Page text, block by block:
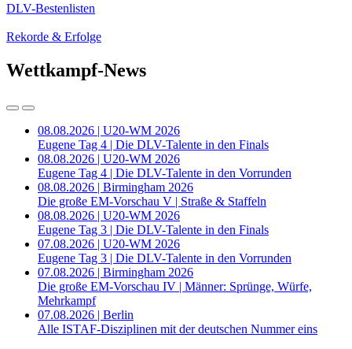
DLV-Bestenlisten
Rekorde & Erfolge
Wettkampf-News
08.08.2026 | U20-WM 2026
Eugene Tag 4 | Die DLV-Talente in den Finals
08.08.2026 | U20-WM 2026
Eugene Tag 4 | Die DLV-Talente in den Vorrunden
08.08.2026 | Birmingham 2026
Die große EM-Vorschau V | Straße & Staffeln
08.08.2026 | U20-WM 2026
Eugene Tag 3 | Die DLV-Talente in den Finals
07.08.2026 | U20-WM 2026
Eugene Tag 3 | Die DLV-Talente in den Vorrunden
07.08.2026 | Birmingham 2026
Die große EM-Vorschau IV | Männer: Sprünge, Würfe,
Mehrkampf
07.08.2026 | Berlin
Alle ISTAF-Disziplinen mit der deutschen Nummer eins